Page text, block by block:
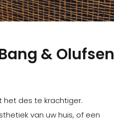
& Olufsen
het des te krachtiger.
van uw huis, of een